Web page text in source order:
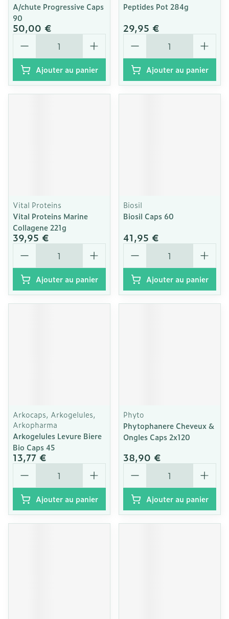
A/chute Progressive Caps
90
50,00 €
Quantité
Ajouter au panier
Peptides Pot 284g
29,95 €
Quantité
Ajouter au panier
Vital Proteins
Vital Proteins Marine
Collagene 221g
39,95 €
Quantité
Ajouter au panier
Biosil
Biosil Caps 60
41,95 €
Quantité
Ajouter au panier
Arkocaps, Arkogelules,
Arkopharma
Arkogelules Levure Biere
Bio Caps 45
13,77 €
Quantité
Ajouter au panier
Phyto
Phytophanere Cheveux &
Ongles Caps 2x120
38,90 €
Quantité
Ajouter au panier